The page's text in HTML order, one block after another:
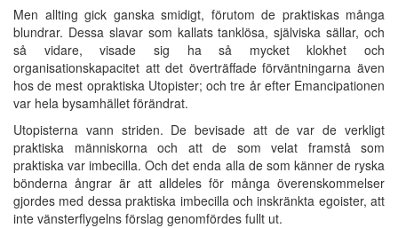
Men allting gick ganska smidigt, förutom de praktiskas många
blundrar. Dessa slavar som kallats tanklösa, själviska sällar, och
så vidare, visade sig ha så mycket klokhet och
organisationskapacitet att det överträffade förväntningarna även
hos de mest opraktiska Utopister; och tre år efter Emancipationen
var hela bysamhället förändrat.
Utopisterna vann striden. De bevisade att de var de verkligt
praktiska människorna och att de som velat framstå som
praktiska var imbecilla. Och det enda alla de som känner de ryska
bönderna ångrar är att alldeles för många överenskommelser
gjordes med dessa praktiska imbecilla och inskränkta egoister, att
inte vänsterflygelns förslag genomfördes fullt ut.